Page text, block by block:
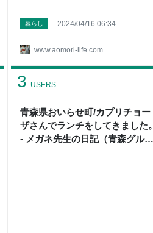
www.aomori-life.com
暮らし 2024/04/16 06:34
青森県おいらせ町/カプリチョー
ザさんでランチをしてきました。
- メガネ先生の日記（青森グル
3 USERS